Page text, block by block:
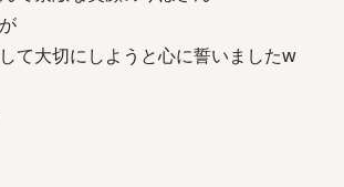
て大切にしようと心に誓いましたw